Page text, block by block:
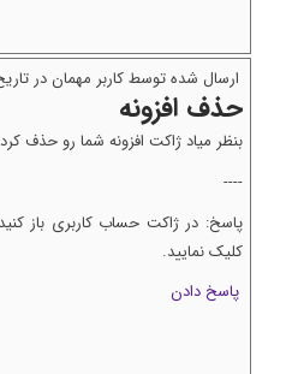
ارسال شده توسط کاربر مهمان در تاریخ 8 اسفند 1397 -
حذف افزونه
بنظر میاد ژاکت افزونه شما رو حذف
----
پاسخ: در ژاکت حساب کاربری باز
کلیک نمایید.
پاسخ دادن